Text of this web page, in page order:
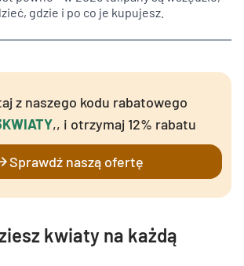
gdzie i po co je kupujesz.
z naszego kodu rabatowego
,, i otrzymaj 12% rabatu
Sprawdź naszą ofertę
kwiaty na każdą